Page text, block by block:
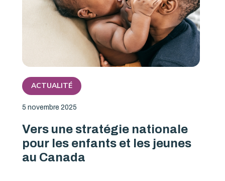
ACTUALITÉ
5 novembre 2025
Vers une stratégie nationale
pour les enfants et les jeunes
au Canada